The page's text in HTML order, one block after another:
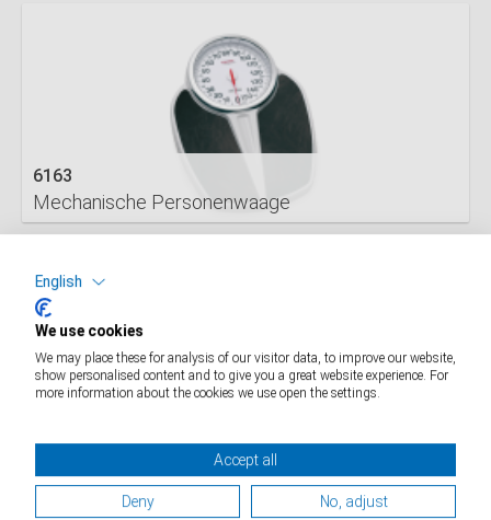
6163
Mechanische Personenwaage
English
We use cookies
We may place these for analysis of our visitor data, to improve our website,
show personalised content and to give you a great website experience. For
more information about the cookies we use open the settings.
Accept all
Deny No, adjust